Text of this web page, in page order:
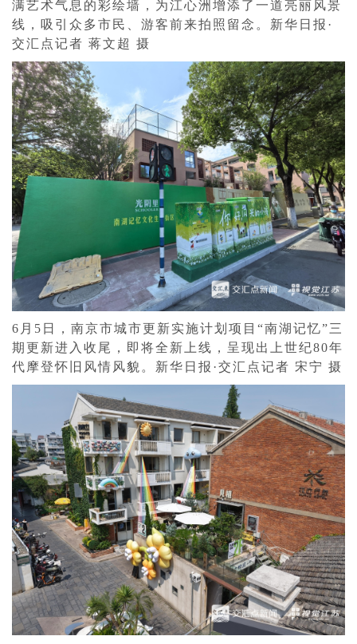
满艺术气息的彩绘墙，为江心洲增添了一道亮丽风景
线，吸引众多市民、游客前来拍照留念。新华日报·
交汇点记者 蒋文超 摄
6月5日，南京市城市更新实施计划项目“南湖记忆”三
期更新进入收尾，即将全新上线，呈现出上世纪80年
代摩登怀旧风情风貌。新华日报·交汇点记者 宋宁 摄